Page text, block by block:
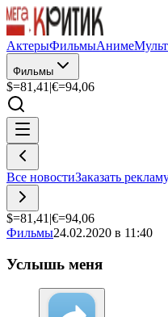
АктерыФильмыАниме
Фильмы
$=81,41 |€=94,06
Все новостиЗаказать
$=81,41 |€=94,06
Фильмы24.02.2020 в 11:40
Услышь меня